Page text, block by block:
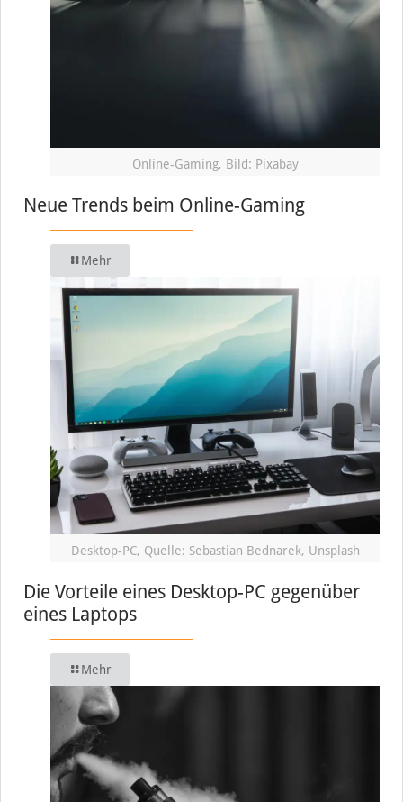
Online-Gaming, Bild: Pixabay
Neue Trends beim Online-Gaming
Mehr
Desktop-PC, Quelle: Sebastian Bednarek, Unsplash
Die Vorteile eines Desktop-PC gegenüber
eines Laptops
Mehr